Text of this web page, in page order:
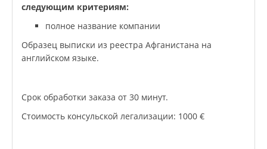
следующим критериям:
полное название компании
Образец выписки из реестра Афганистана на
английском языке.
Срок обработки заказа от 30 минут.
Стоимость консульской легализации: 1000 €